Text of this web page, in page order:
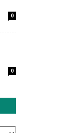
0
0